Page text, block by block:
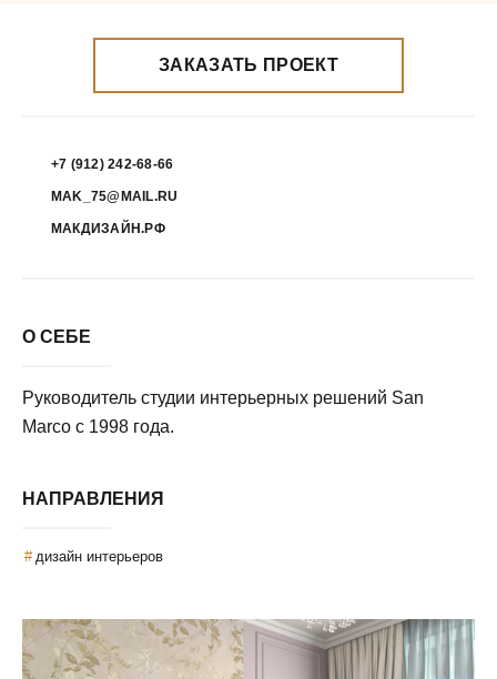
ЗАКАЗАТЬ ПРОЕКТ
+7 (912) 242-68-66
MAK_75@MAIL.RU
МАКДИЗАЙН.РФ
О СЕБЕ
Руководитель студии интерьерных решений San
Marco c 1998 года.
НАПРАВЛЕНИЯ
дизайн интерьеров